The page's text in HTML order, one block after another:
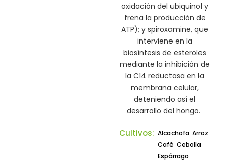
oxidación delubiquinol y
frena la producción de
ATP); y spiroxamine, que
interviene en la
biosíntesis de esteroles
mediante la inhibición de
la C14 reductasa en la
membrana celular,
deteniendo así el
desarrollo del hongo.
Cultivos: Alcachofa Arroz
Café Cebolla
Espárrago